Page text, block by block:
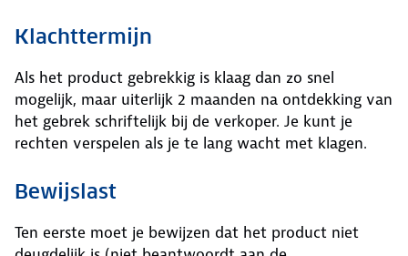
Klachttermijn
Als het product gebrekkig is klaag dan zo snel
mogelijk, maar uiterlijk 2 maanden na ontdekking van
het gebrek schriftelijk bij de verkoper. Je kunt je
rechten verspelen als je te lang wacht met klagen.
Bewijslast
Ten eerste moet je bewijzen dat het product niet